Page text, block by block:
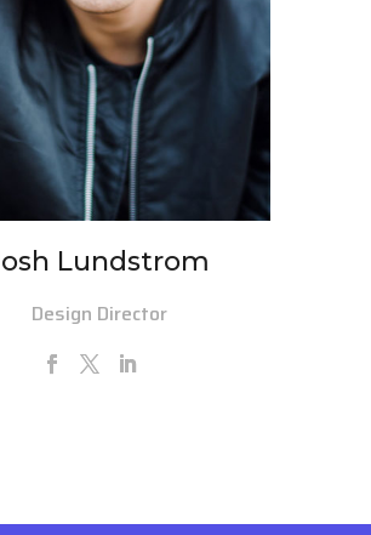
Lundstrom
Design Director